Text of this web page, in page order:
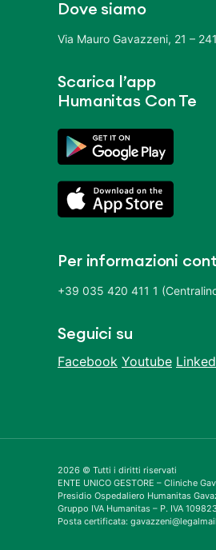
Dove siamo
Via Mauro Gavazzeni, 21 –
Scarica l’app
Humanitas Con Te
Per informazioni
+39 035 420 411 1
Seguici su
Facebook Youtube
2026 © Tutti i diritti riservati
ENTE UNICO GESTORE – Cliniche
Presidio Ospedaliero Humanitas
Gruppo IVA Humanitas – P. IVA
Posta certificata: